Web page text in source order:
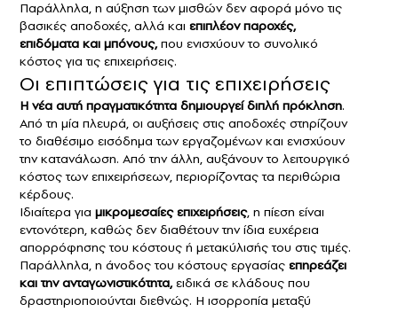
Παράλληλα, η αύξηση των μισθών δεν αφορά μόνο τις
βασικές αποδοχές, αλλά και επιπλέον παροχές,
επιδόματα και μπόνους,που ενισχύουν το συνολικό
κόστος για τις επιχειρήσεις.
Οι επιπτώσεις για τις επιχειρήσεις
Η νέα αυτή πραγματικότητα δημιουργεί διπλή πρόκληση.
Από τη μία πλευρά, οι αυξήσεις στις αποδοχές στηρίζουν
το διαθέσιμο εισόδημα των εργαζομένων και ενισχύουν
την κατανάλωση. Από την άλλη, αυξάνουν το λειτουργικό
κόστος των επιχειρήσεων, περιορίζοντας τα περιθώρια
κέρδους.
Ιδιαίτερα για μικρομεσαίες επιχειρήσεις, η πίεση είναι
εντονότερη, καθώς δεν διαθέτουν την ίδια ευχέρεια
απορρόφησης του κόστους ή μετακύλισής του στις τιμές.
Παράλληλα, η άνοδος του κόστους εργασίας επηρεάζει
και την ανταγωνιστικότητα,ειδικά σε κλάδους που
δραστηριοποιούνται διεθνώς. Η ισορροπία μεταξύ